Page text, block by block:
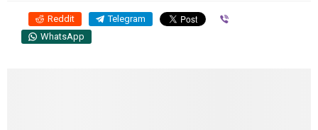
Reddit Telegram
WhatsApp